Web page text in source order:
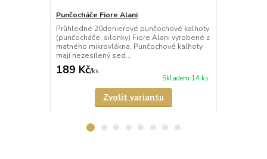
Punčocháče Fiore Alani
Průhledné 20denierové punčochové kalhoty
(punčocháče, silonky) Fiore Alani vyrobené z
matného mikrovlákna. Punčochové kalhoty
mají nezesílený sed...
189 Kč/ks
Skladem 14 ks
Zvolit variantu